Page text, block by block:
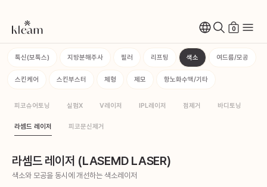
0
톡신(보톡스) 지방분해주사 필러 리프팅 색소 여드름/모공
스킨케어 스킨부스터 체형 제모 항노화수액/기타
피코슈어토닝 실펌X V레이저 IPL레이저 점제거 바디토닝
라셈드 레이저 피코문신제거
라셈드 레이저 (LASEMD LASER)
색소와 모공을 동시에 개선하는 색소레이저